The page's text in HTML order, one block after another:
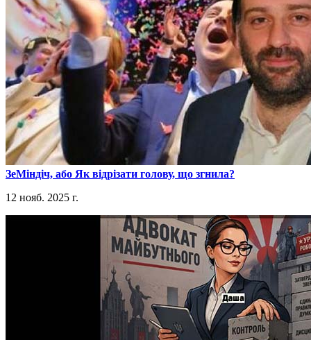
​ЗеМіндіч, або Як відрізати голову, що згнила?
12 нояб. 2025 г.